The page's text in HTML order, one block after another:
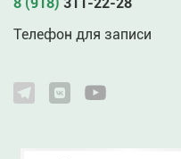
Телефон для записи